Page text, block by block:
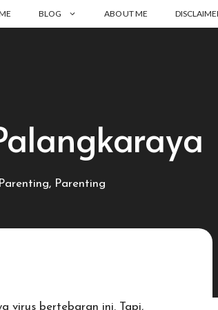
BLOG ABOUT ME
, Parenting
virus bertebaran ini. Tapi,